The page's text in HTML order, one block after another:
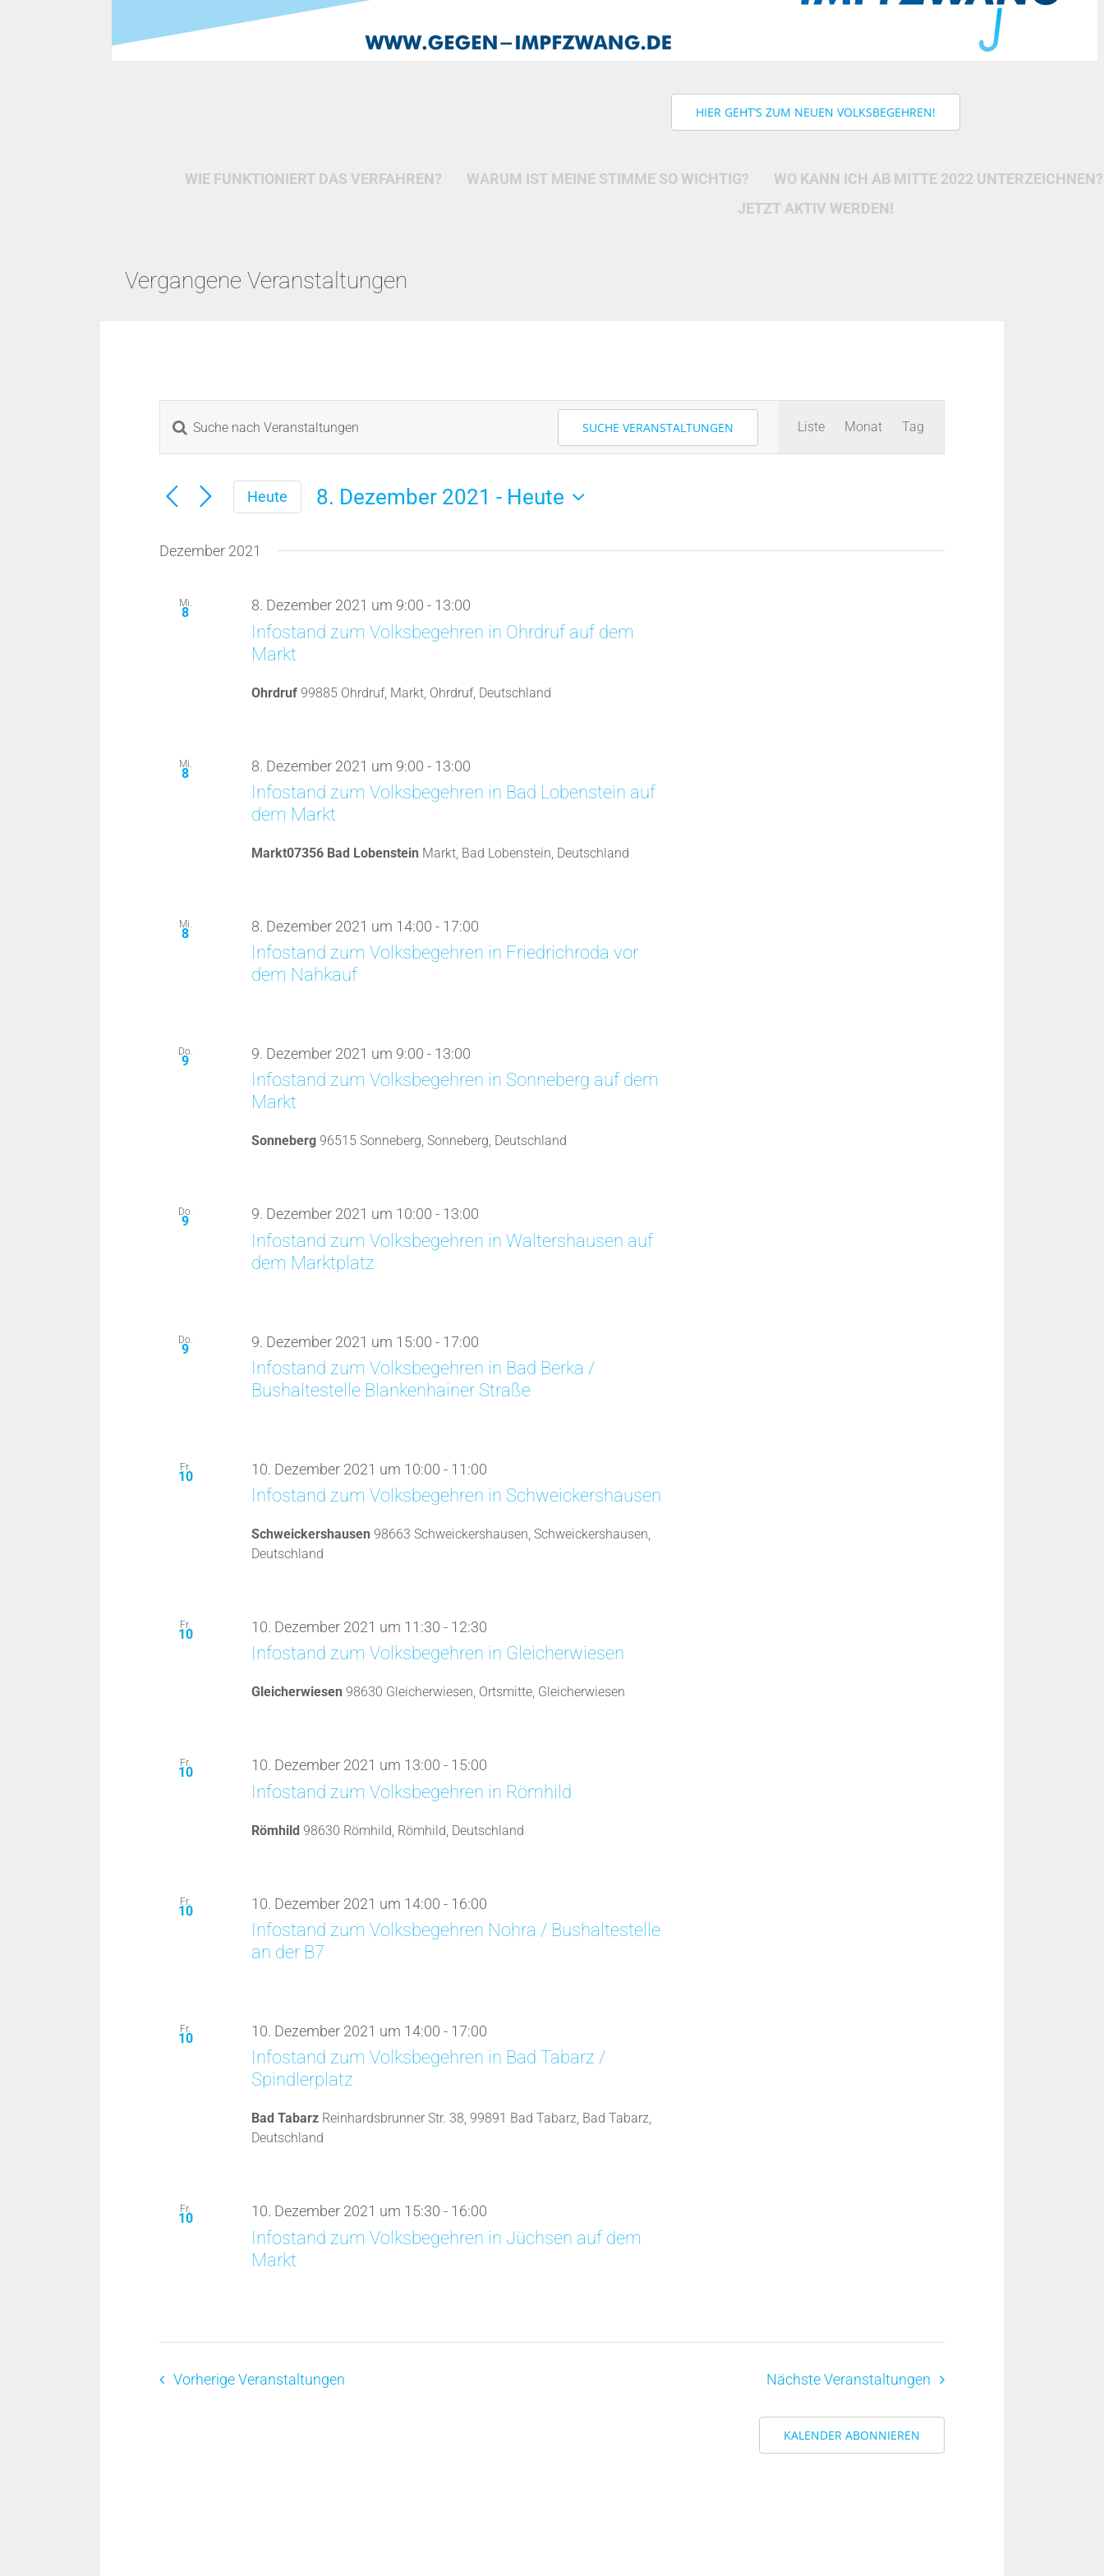
HIER GEHT’S ZUM NEUEN VOLKSBEGEHREN!
WIE FUNKTIONIERT DAS VERFAHREN? WARUM IST MEINE STIMME SO WICHTIG?
WO KANN ICH AB MITTE 2022 UNTERZEICHNEN?
JETZT AKTIV WERDEN!
Vergangene Veranstaltungen
Veranstaltungen
und
Bitte
nach
SUCHE VERANSTALTUNGEN
Ansichten-
Liste Monat Tag
Heute 8. Dezember 2021 - Heute
Dezember 2021
Mi.
8 8. Dezember 2021 um 9:00 - 13:00
Infostand zum Volksbegehren in Ohrdruf auf dem
Markt
Ohrdruf 99885 Ohrdruf, Markt, Ohrdruf, Deutschland
Mi.
8 8. Dezember 2021 um 9:00 - 13:00
Infostand zum Volksbegehren in Bad Lobenstein auf
dem Markt
Markt07356 Bad Lobenstein Markt, Bad Lobenstein, Deutschland
Mi.
8 8. Dezember 2021 um 14:00 - 17:00
Infostand zum Volksbegehren in Friedrichroda vor
dem Nahkauf
Do.
9 9. Dezember 2021 um 9:00 - 13:00
Infostand zum Volksbegehren in Sonneberg auf dem
Markt
Sonneberg 96515 Sonneberg, Sonneberg, Deutschland
Do.
9 9. Dezember 2021 um 10:00 - 13:00
Infostand zum Volksbegehren in Waltershausen auf
dem Marktplatz
Do.
9 9. Dezember 2021 um 15:00 - 17:00
Infostand zum Volksbegehren in Bad Berka /
Bushaltestelle Blankenhainer Straße
Fr.
10 10. Dezember 2021 um 10:00 - 11:00
Infostand zum Volksbegehren in Schweickershausen
Schweickershausen 98663 Schweickershausen, Schweickershausen,
Deutschland
Fr.
10 10. Dezember 2021 um 11:30 - 12:30
Infostand zum Volksbegehren in Gleicherwiesen
Gleicherwiesen 98630 Gleicherwiesen, Ortsmitte, Gleicherwiesen
Fr.
10 10. Dezember 2021 um 13:00 - 15:00
Infostand zum Volksbegehren in Römhild
Römhild 98630 Römhild, Römhild, Deutschland
Fr.
10 10. Dezember 2021 um 14:00 - 16:00
Infostand zum Volksbegehren Nohra / Bushaltestelle
an der B7
Fr.
10 10. Dezember 2021 um 14:00 - 17:00
Infostand zum Volksbegehren in Bad Tabarz /
Spindlerplatz
Bad Tabarz Reinhardsbrunner Str. 38, 99891 Bad Tabarz, Bad Tabarz,
Deutschland
Fr.
10 10. Dezember 2021 um 15:30 - 16:00
Infostand zum Volksbegehren in Jüchsen auf dem
Markt
Vorherige Veranstaltungen NächsteVeranstaltungen
KALENDER ABONNIEREN